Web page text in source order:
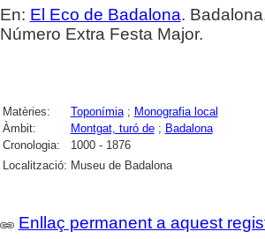
En: El Eco de Badalona.
Número Extra Festa Major.
Matèries: Toponímia; Monografia local
Àmbit:
Montgat, turó de; Badalona
Cronologia:
1000 - 1876
Localització: Museu de Badalona
Enllaç permanent a aquest